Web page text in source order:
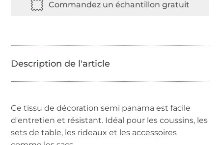
Ce tissu de décoration semi panama est facile
d'entretien et résistant. Idéal pour les coussins, les
sets de table, les rideaux et les accessoires